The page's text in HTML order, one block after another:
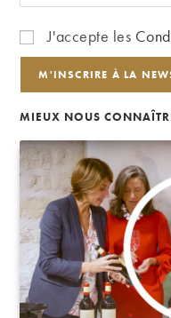
J'accepte les
MIEUX NOUS